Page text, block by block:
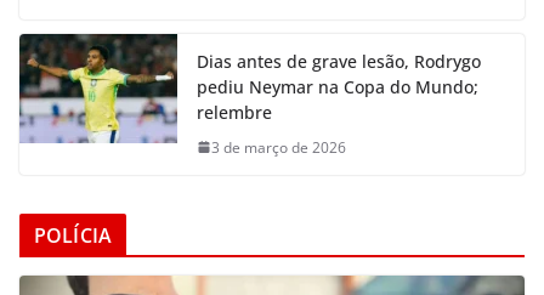
Dias antes de grave lesão, Rodrygo
pediu Neymar na Copa do Mundo;
relembre
3 de março de 2026
POLÍCIA